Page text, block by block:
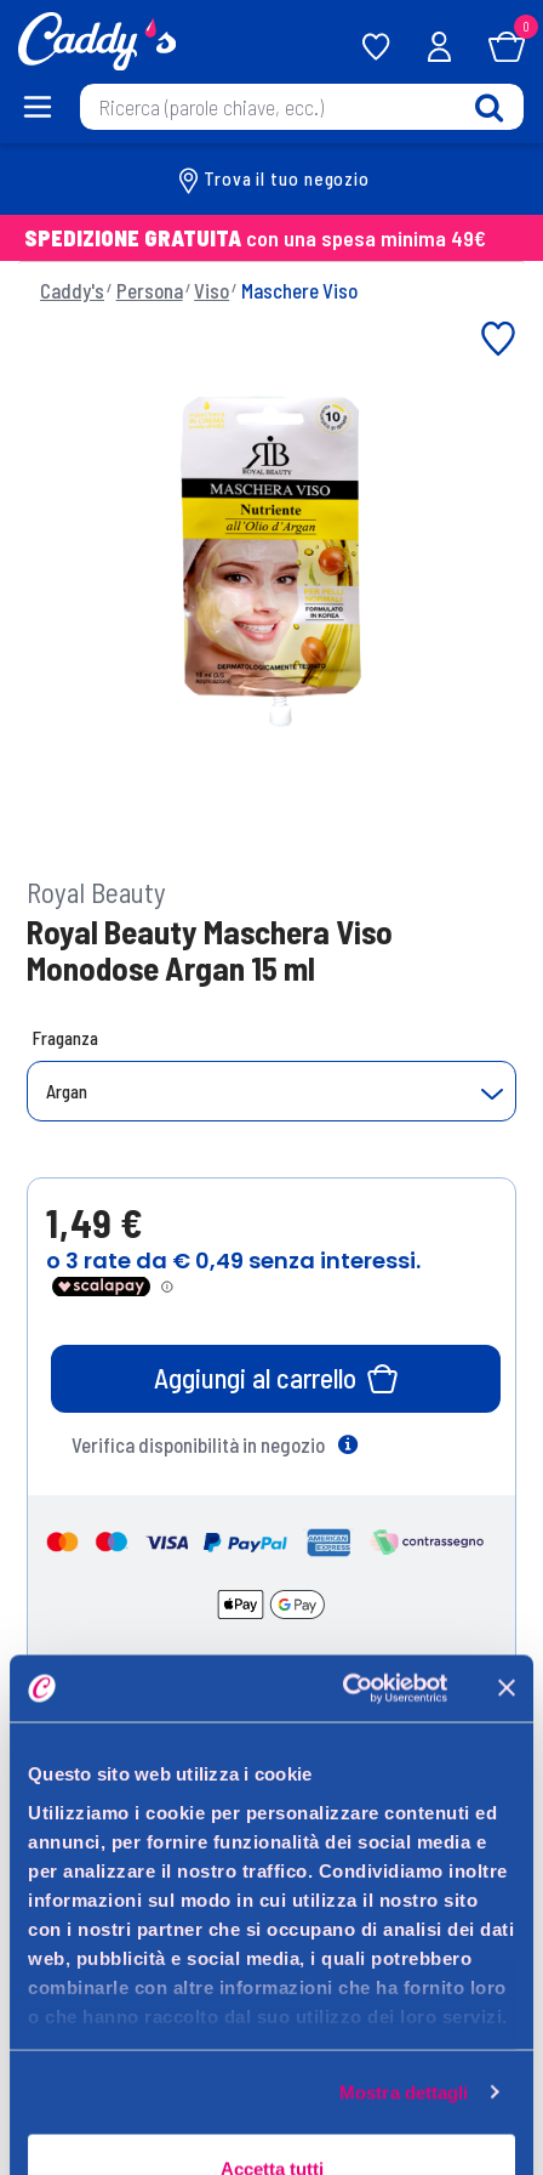
Questo sito web utilizza i cookie
Utilizziamo i cookie per personalizzare contenuti ed
annunci, per fornire funzionalità dei social media e
per analizzare il nostro traffico. Condividiamo inoltre
informazioni sul modo in cui utilizza il nostro sito
con i nostri partner che si occupano di analisi dei dati
web, pubblicità e social media, i quali potrebbero
combinarle con altre informazioni che ha fornito loro
o che hanno raccolto dal suo utilizzo dei loro servizi.
Mostra dettagli
Accetta tutti
0
Trova il tuo negozio
SPEDIZIONE GRATUITA con una spesa minima 49€
Caddy's Persona Viso Maschere Viso
Royal Beauty
Royal Beauty Maschera Viso
Monodose Argan 15 ml
Fraganza
Argan
1,49 €
Aggiungi al carrello
Verifica disponibilità in negozio
Dettagli prodotto
Descrizione
Maschera nutriente per pelli normali
La presenza di olio di Argan e burro di Karitè, aiuta a
dell'invecchiamento. Migliora l'elasticità della pelle conferendo
Avvertenze